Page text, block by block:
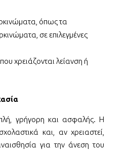
όπως τα
σε επιλεγμένες
χρειάζονται λείανση ή
γρήγορη και ασφαλής. Η
και, αν χρειαστεί,
για την άνεση του